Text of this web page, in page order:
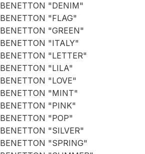
BENETTON "DENIM"
BENETTON "FLAG"
BENETTON "GREEN"
BENETTON "ITALY"
BENETTON "LETTER"
BENETTON "LILA"
BENETTON "LOVE"
BENETTON "MINT"
BENETTON "PINK"
BENETTON "POP"
BENETTON "SILVER"
BENETTON "SPRING"